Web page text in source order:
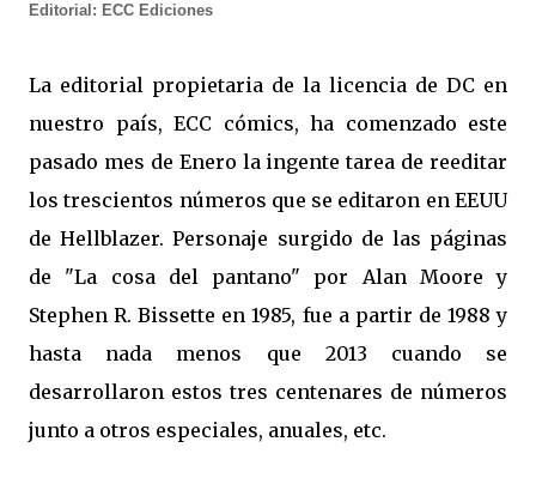
Editorial: ECC Ediciones
La editorial propietaria de la licencia de DC en
nuestro país, ECC cómics, ha comenzado este
pasado mes de Enero la ingente tarea de reeditar
los trescientos números que se editaron en EEUU
de Hellblazer. Personaje surgido de las páginas
de "La cosa del pantano" por Alan Moore y
Stephen R. Bissette en 1985, fue a partir de 1988 y
hasta nada menos que 2013 cuando se
desarrollaron estos tres centenares de números
junto a otros especiales, anuales, etc.